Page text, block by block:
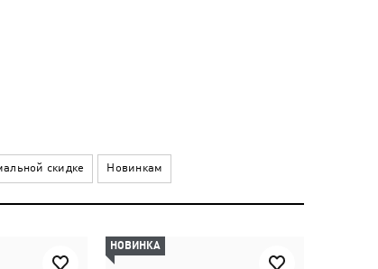
скидке Новинкам
НОВИНКА